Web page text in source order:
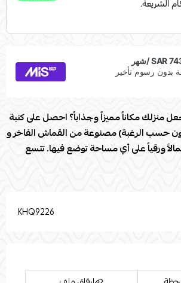
منزلك مكاناً مميزاً وجذاباً؟ احصل على كنبة
حسب الرغبة) مصنوعة من القماش الفاخر و
ورقياً على أي مساحة توضع فيها. تتسع
راحة، مما يجعلها الخيار المثالي للمنازل
والعائلة. تتميز الكنبة بتصميمها العصري
واحصل على جو من الراحة والأناقة في
KHQ9226